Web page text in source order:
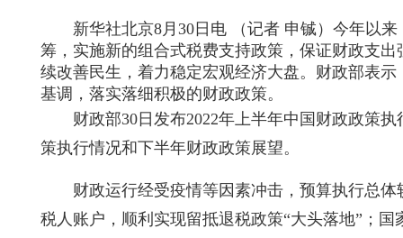
新华社北京8月30日电 （记者 申铖）今年以
筹，实施新的组合式税费支持政策，保证财政支
续改善民生，着力稳定宏观经济大盘。财政部表
基调，落实落细积极的财政政策。
财政部30日发布2022年上半年中国财政政策
策执行情况和下半年财政政策展望。
财政运行经受疫情等因素冲击，预算执行总
税人账户，顺利实现留抵退税政策“大头落地”；